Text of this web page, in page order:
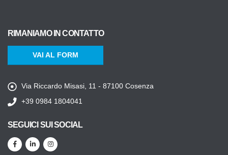
RIMANIAMO IN CONTATTO
VAI AL FORM
Via Riccardo Misasi, 11 - 87100 Cosenza
+39 0984 1804041
SEGUICI SUI SOCIAL